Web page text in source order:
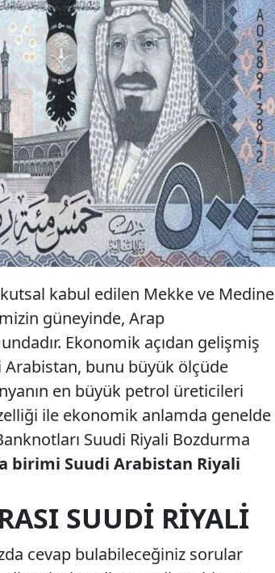
kabul edilen Mekke ve Medine
güneyinde, Arap
Ekonomik açıdan gelişmiş
Arabistan, bunu büyük ölçüde
en büyük petrol üreticileri
ile ekonomik anlamda genelde
Suudi Riyali Bozdurma
birimi Suudi Arabistan Riyali
SUUDI RIYALI
cevap bulabileceğiniz sorular